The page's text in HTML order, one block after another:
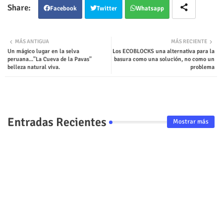
Facebook Twitter Whatsapp
MÁS RECIENTE
Los ECOBLOCKS una alternativa para la
basura como una solución, no como un
problema
MÁS ANTIGUA
Un mágico lugar en la selva
peruana..."La Cueva de la Pavas"
belleza natural viva.
Entradas Recientes Mostrar más